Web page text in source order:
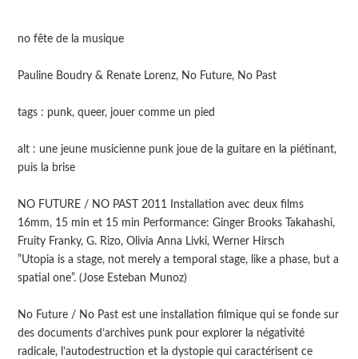
no fête de la musique
Pauline Boudry & Renate Lorenz, No Future, No Past
tags : punk, queer, jouer comme un pied
alt : une jeune musicienne punk joue de la guitare en la piétinant,
puis la brise
NO FUTURE / NO PAST 2011 Installation avec deux films
16mm, 15 min et 15 min Performance: Ginger Brooks Takahashi,
Fruity Franky, G. Rizo, Olivia Anna Livki, Werner Hirsch
”Utopia is a stage, not merely a temporal stage, like a phase, but a
spatial one”. (Jose Esteban Munoz)
No Future / No Past est une installation filmique qui se fonde sur
des documents d’archives punk pour explorer la négativité
radicale, l’autodestruction et la dystopie qui caractérisent ce